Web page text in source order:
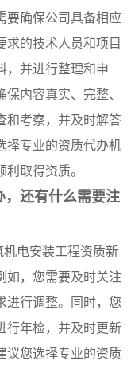
要确保公司具备相应
求的技术人员和项目
，并进行整理和申
内容真实、完整、
和考察，并及时解答
择专业的资质代办机
取得资质。
，还有什么需要注
电安装工程资质新
如，您需要及时关注
进行调整。同时，您
行年检，并及时更新
议您选择专业的资质